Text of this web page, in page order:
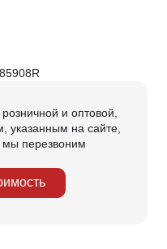
и оптовой,
указанным на сайте,
мы перезвоним